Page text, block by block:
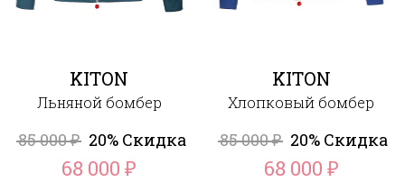
KITON
Льняной бомбер
85 000₽ 20% Скидка
68 000₽
KITON
Хлопковый бомбер
85 000₽ 20% Скидка
68 000 ₽